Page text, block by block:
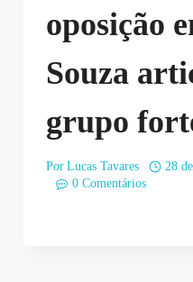
oposição
Souza
grupo
Por Lucas Tavares
28
0 Comentários